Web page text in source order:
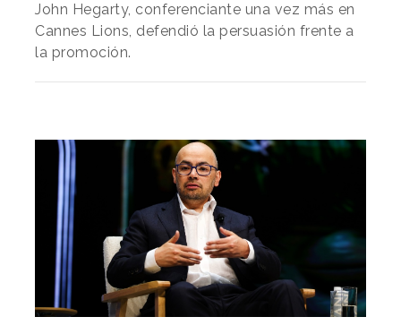
John Hegarty, conferenciante una vez más en
Cannes Lions, defendió la persuasión frente a
la promoción.